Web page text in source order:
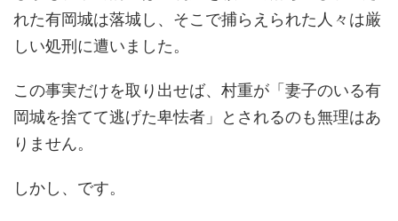
れた有岡城は落城し、そこで捕らえられた人々は厳
しい処刑に遭いました。
この事実だけを取り出せば、村重が「妻子のいる有
岡城を捨てて逃げた卑怯者」とされるのも無理はあ
りません。
しかし、です。